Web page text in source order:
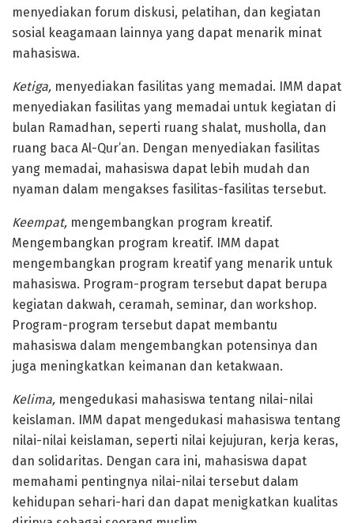
menyediakan forum diskusi, pelatihan, dan kegiatan
sosial keagamaan lainnya yang dapat menarik minat
mahasiswa.
Ketiga, menyediakan fasilitas yang memadai. IMM dapat
menyediakan fasilitas yang memadai untuk kegiatan di
bulan Ramadhan, seperti ruang shalat, musholla, dan
ruang baca Al-Qur’an. Dengan menyediakan fasilitas
yang memadai, mahasiswa dapat lebih mudah dan
nyaman dalam mengakses fasilitas-fasilitas tersebut.
Keempat, mengembangkan program kreatif.
Mengembangkan program kreatif. IMM dapat
mengembangkan program kreatif yang menarik untuk
mahasiswa. Program-program tersebut dapat berupa
kegiatan dakwah, ceramah, seminar, dan workshop.
Program-program tersebut dapat membantu
mahasiswa dalam mengembangkan potensinya dan
juga meningkatkan keimanan dan ketakwaan.
Kelima, mengedukasi mahasiswa tentang nilai-nilai
keislaman. IMM dapat mengedukasi mahasiswa tentang
nilai-nilai keislaman, seperti nilai kejujuran, kerja keras,
dan solidaritas. Dengan cara ini, mahasiswa dapat
memahami pentingnya nilai-nilai tersebut dalam
kehidupan sehari-hari dan dapat menigkatkan kualitas